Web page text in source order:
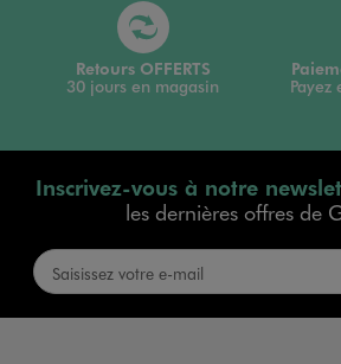
Retours OFFERTS
30 jours en magasin Payez
Inscrivez-vous à notre
les dernières offres de